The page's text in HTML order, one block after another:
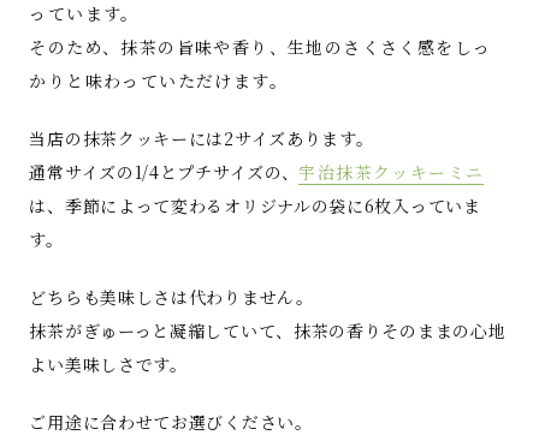
っています。
そのため、抹茶の旨味や香り、生地のさくさく感をしっ
かりと味わっていただけます。
当店の抹茶クッキーには2サイズあります。
通常サイズの1/4とプチサイズの、宇治抹茶クッキーミニ
は、季節によって変わるオリジナルの袋に6枚入っていま
す。
どちらも美味しさは代わりません。
抹茶がぎゅーっと凝縮していて、抹茶の香りそのままの心地
よい美味しさです。
ご用途に合わせてお選びください。